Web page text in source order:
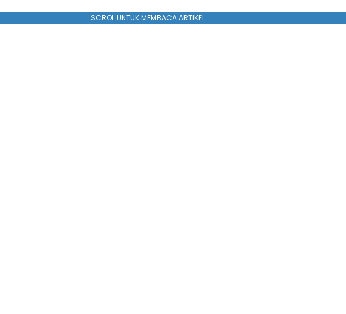
SCROL UNTUK MEMBACA ARTIKEL